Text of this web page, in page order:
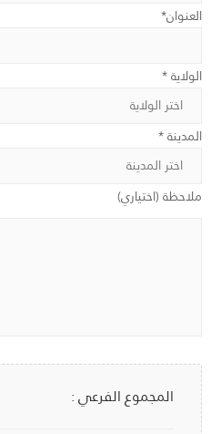
العنوان*
الولاية *
المدينة *
ملاحظة (اختياري)
المجموع الفرعي :